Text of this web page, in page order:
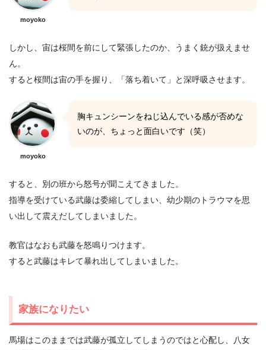
moyoko
しかし、宙は桜間を前にして緊張したのか、うまく銃が扱えませ
ん。
すると桜間は宙の手を握り、「落ち着いて」と深呼吸させます。
moyoko
胸キュンシーンをねじ込んでいる感が否めな
いのが、ちょっと面白いです（笑）
すると、別の班から怒号が聞こえてきました。
指導を受けている武藤は委縮してしまい、幼少期のトラウマを思
い出して震えだしてしまいました。
教官はなおも武藤を怒鳴りつけます。
すると武藤はキレて暴れ出してしまいました。
家族になりたい
馬場はこのままでは武藤が孤立してしまうのではと心配し、八女